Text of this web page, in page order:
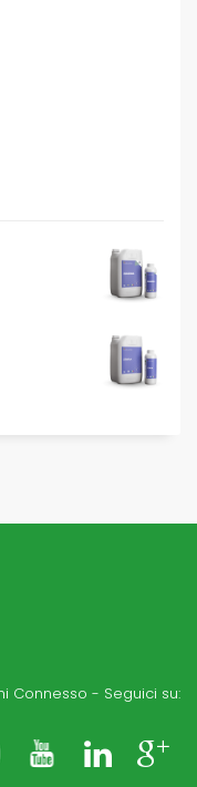
Connesso - Seguici su: